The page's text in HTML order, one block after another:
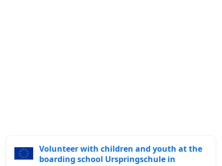
Volunteer with children and youth at the
boarding school Urspringschule in